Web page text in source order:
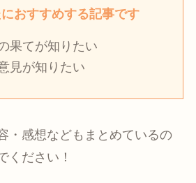
おすすめする記事です
果てが知りたい
見が知りたい
・感想などもまとめているの
ください！